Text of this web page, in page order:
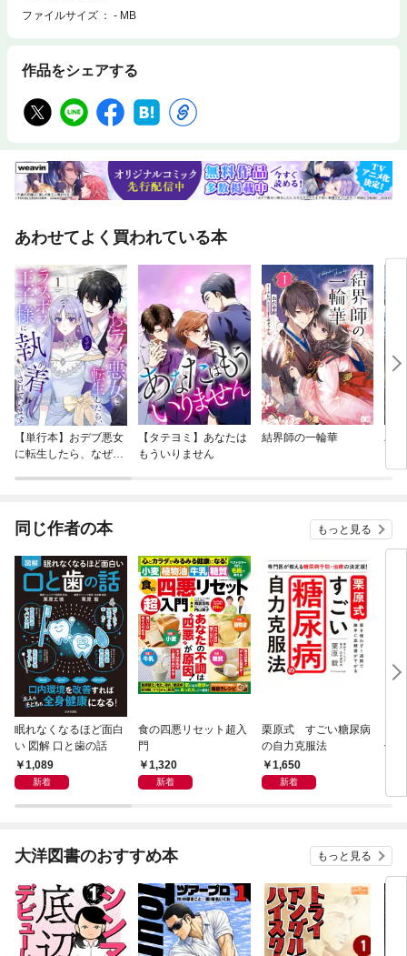
ファイルサイズ
- MB
作品をシェアする
あわせてよく買われている本
【単行本】おデブ悪女
に転生したら、なぜか
【タテヨミ】あなたは
もういりません
結界師の一輪華
バ
今
同じ作者の本 もっと見る
眠れなくなるほど面白
い 図解 口と歯の話
1,089
新着
食の四悪リセット超入
門
1,320
新着
栗原式 すごい糖尿病
の自力克服法
1,650
新着
健
大洋図書のおすすめ本 もっと見る